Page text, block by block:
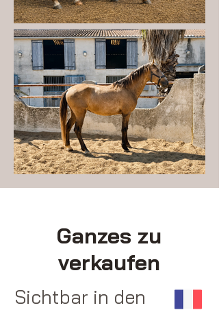
Ganzes zu
verkaufen
Sichtbar in den